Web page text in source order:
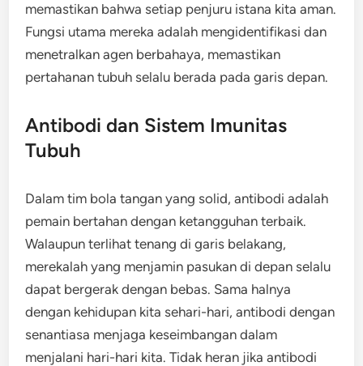
memastikan bahwa setiap penjuru istana kita aman.
Fungsi utama mereka adalah mengidentifikasi dan
menetralkan agen berbahaya, memastikan
pertahanan tubuh selalu berada pada garis depan.
Antibodi dan Sistem Imunitas
Tubuh
Dalam tim bola tangan yang solid, antibodi adalah
pemain bertahan dengan ketangguhan terbaik.
Walaupun terlihat tenang di garis belakang,
merekalah yang menjamin pasukan di depan selalu
dapat bergerak dengan bebas. Sama halnya
dengan kehidupan kita sehari-hari, antibodi dengan
senantiasa menjaga keseimbangan dalam
menjalani hari-hari kita. Tidak heran jika antibodi